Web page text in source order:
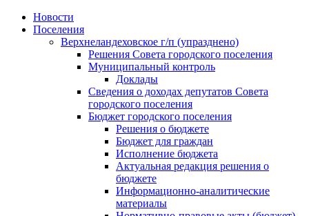
Skip
Новости
Поселения
Верхнеландеховское г/п (упразднено)
Решения Совета городского поселения
Муниципальный контроль
Доклады
Сведения о доходах депутатов Совета
городского поселения
Бюджет городского поселения
Решения о бюджете
Бюджет для граждан
Исполнение бюджета
Актуальная редакция решения о
бюджете
Информационно-аналитические
материалы